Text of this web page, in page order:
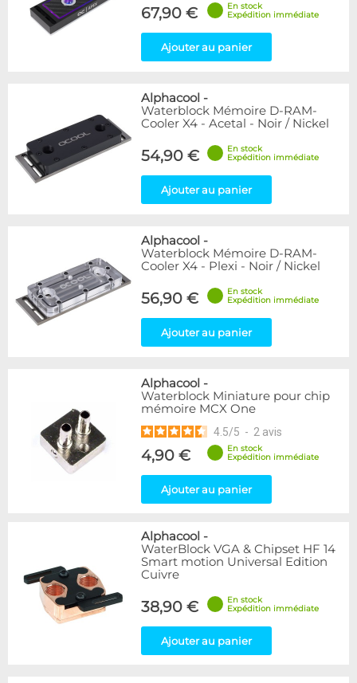
67,90 €
En stock
Expédition immédiate
Ajouter au panier
Alphacool -
Waterblock Mémoire D-RAM-
Cooler X4 - Acetal - Noir / Nickel
54,90 €
En stock
Expédition immédiate
Ajouter au panier
Alphacool -
Waterblock Mémoire D-RAM-
Cooler X4 - Plexi - Noir / Nickel
56,90 €
En stock
Expédition immédiate
Ajouter au panier
Alphacool -
Waterblock Miniature pour chip
mémoire MCX One
4.5/5 - 2 avis
4,90 €
En stock
Expédition immédiate
Ajouter au panier
Alphacool -
WaterBlock VGA & Chipset HF 14
Smart motion Universal Edition
Cuivre
38,90 €
En stock
Expédition immédiate
Ajouter au panier